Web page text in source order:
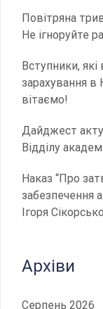
Повітряна
Не ігноруйте
Вступники,
зарахування в
вітаємо!
Дайджест
Відділу
Наказ “Про
забезпечення
Ігоря
Архіви
Серпень 2026